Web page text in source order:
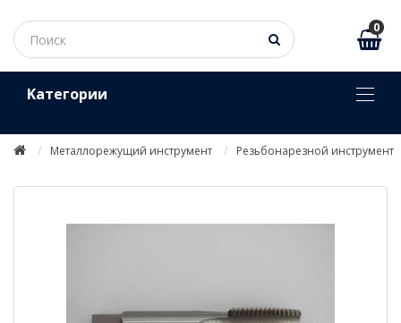
0
Kатегории
Металлорежущий инструмент Резьбонарезной инструмент